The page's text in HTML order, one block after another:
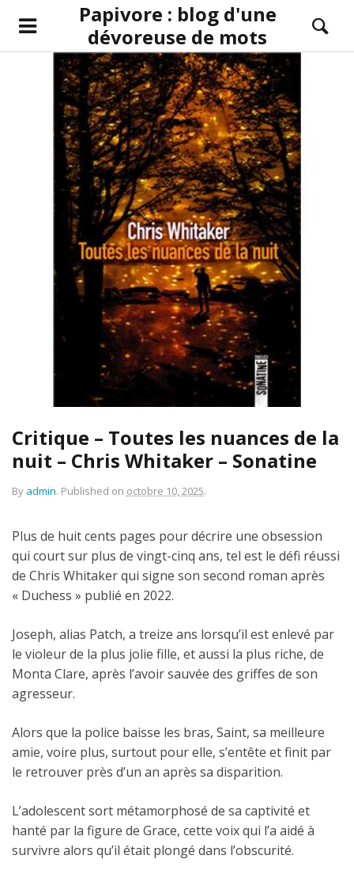
Papivore : blog d'une
dévoreuse de mots
Critique – Toutes les nuances de la
nuit – Chris Whitaker – Sonatine
By admin. Published on octobre 10, 2025.
Plus de huit cents pages pour décrire une obsession
qui court sur plus de vingt-cinq ans, tel est le défi réussi
de Chris Whitaker qui signe son second roman après
« Duchess » publié en 2022.
Joseph, alias Patch, a treize ans lorsqu’il est enlevé par
le violeur de la plus jolie fille, et aussi la plus riche, de
Monta Clare, après l’avoir sauvée des griffes de son
agresseur.
Alors que la police baisse les bras, Saint, sa meilleure
amie, voire plus, surtout pour elle, s’entête et finit par
le retrouver près d’un an après sa disparition.
L’adolescent sort métamorphosé de sa captivité et
hanté par la figure de Grace, cette voix qui l’a aidé à
survivre alors qu’il était plongé dans l’obscurité.